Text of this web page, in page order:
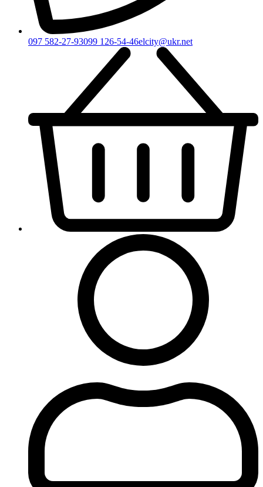
097 582-27-93099 126-54-46elcity@ukr.net